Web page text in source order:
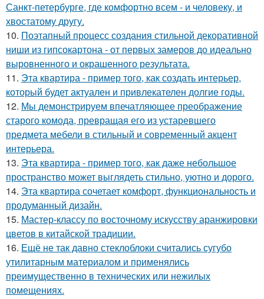
Санкт-петербурге, где комфортно всем - и человеку, и
хвостатому другу.
10. Поэтапный процесс создания стильной декоративной
ниши из гипсокартона - от первых замеров до идеально
выровненного и окрашенного результата.
11. Эта квартира - пример того, как создать интерьер,
который будет актуален и привлекателен долгие годы.
12. Мы демонстрируем впечатляющее преображение
старого комода, превращая его из устаревшего
предмета мебели в стильный и современный акцент
интерьера.
13. Эта квартира - пример того, как даже небольшое
пространство может выглядеть стильно, уютно и дорого.
14. Эта квартира сочетает комфорт, функциональность и
продуманный дизайн.
15. Мастер-классу по восточному искусству аранжировки
цветов в китайской традиции.
16. Ещё не так давно стеклоблоки считались сугубо
утилитарным материалом и применялись
преимущественно в технических или нежилых
помещениях.